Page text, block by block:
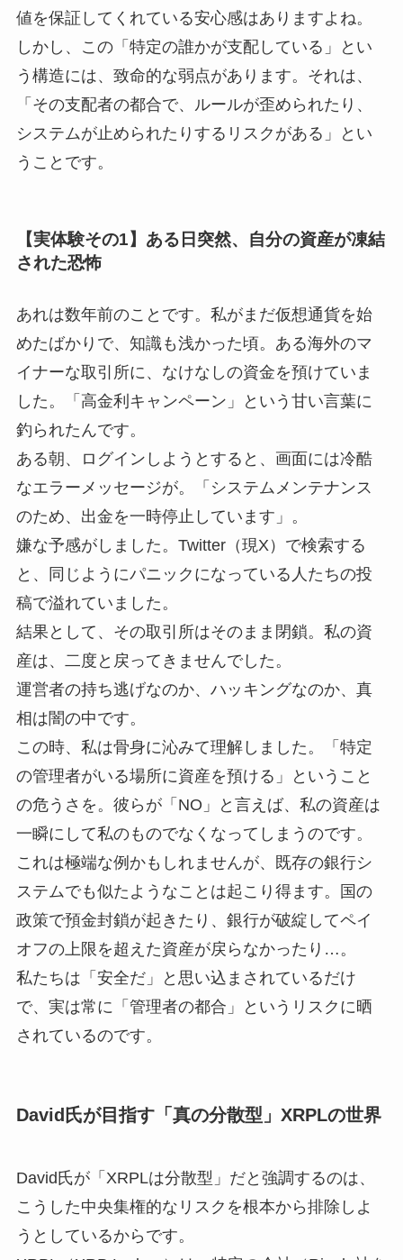
値を保証してくれている安心感はありますよね。
しかし、この「特定の誰かが支配している」とい
う構造には、致命的な弱点があります。それは、
「その支配者の都合で、ルールが歪められたり、
システムが止められたりするリスクがある」とい
うことです。
【実体験その1】ある日突然、自分の資産が凍結
された恐怖
あれは数年前のことです。私がまだ仮想通貨を始
めたばかりで、知識も浅かった頃。ある海外のマ
イナーな取引所に、なけなしの資金を預けていま
した。「高金利キャンペーン」という甘い言葉に
釣られたんです。
ある朝、ログインしようとすると、画面には冷酷
なエラーメッセージが。「システムメンテナンス
のため、出金を一時停止しています」。
嫌な予感がしました。Twitter（現X）で検索する
と、同じようにパニックになっている人たちの投
稿で溢れていました。
結果として、その取引所はそのまま閉鎖。私の資
産は、二度と戻ってきませんでした。
運営者の持ち逃げなのか、ハッキングなのか、真
相は闇の中です。
この時、私は骨身に沁みて理解しました。「特定
の管理者がいる場所に資産を預ける」ということ
の危うさを。彼らが「NO」と言えば、私の資産は
一瞬にして私のものでなくなってしまうのです。
これは極端な例かもしれませんが、既存の銀行シ
ステムでも似たようなことは起こり得ます。国の
政策で預金封鎖が起きたり、銀行が破綻してペイ
オフの上限を超えた資産が戻らなかったり…。
私たちは「安全だ」と思い込まされているだけ
で、実は常に「管理者の都合」というリスクに晒
されているのです。
David氏が目指す「真の分散型」XRPLの世界
David氏が「XRPLは分散型」だと強調するのは、
こうした中央集権的なリスクを根本から排除しよ
うとしているからです。